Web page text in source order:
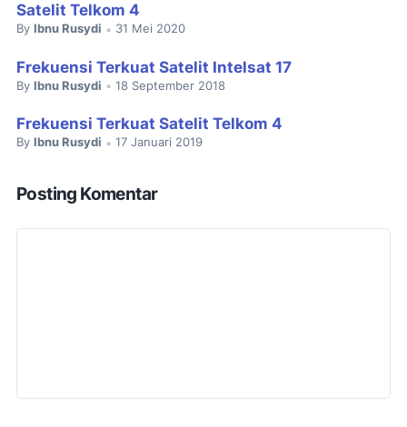
Satelit Telkom 4
By Ibnu Rusydi • 31 Mei 2020
Frekuensi Terkuat Satelit Intelsat 17
By Ibnu Rusydi • 18 September 2018
Frekuensi Terkuat Satelit Telkom 4
By Ibnu Rusydi • 17 Januari 2019
Posting Komentar